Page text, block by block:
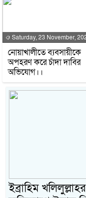
Saturday, 23 November,
নোয়াখালীতে ব্যবসায়ীকে
অপহরণ করে চাঁদা দাবির
অভিযোগ।।
ইব্রাহিম